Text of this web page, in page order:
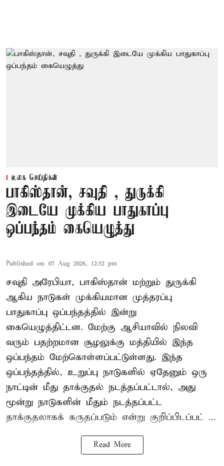
உலக செய்திகள்
பாகிஸ்தான், சவுதி , துருக்கி
இடையே முக்கிய பாதுகாப்பு
ஒப்பந்தம் கையெழுத்து
Published on: 07 Aug 2026, 12:32 pm
சவுதி அரேபியா, பாகிஸ்தான் மற்றும் துருக்கி
ஆகிய நாடுகள் முக்கியமான முத்தரப்பு
பாதுகாப்பு ஒப்பந்தத்தில் இன்று
கையெழுத்திட்டன. மேற்கு ஆசியாவில் நிலவி
வரும் பதற்றமான சூழலுக்கு மத்தியில் இந்த
ஒப்பந்தம் மேற்கொள்ளப்பட்டுள்ளது. இந்த
ஒப்பந்தத்தில், உறுப்பு நாடுகளில் ஏதேனும் ஒரு
நாட்டின் மீது தாக்குதல் நடத்தப்பட்டால், அது
மூன்று நாடுகளின் மீதும் நடத்தப்பட்ட
தாக்குதலாகக் கருதப்படும் என்று குறிப்பிடப்பட் ...
Read More